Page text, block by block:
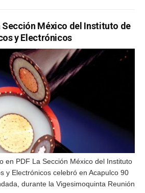
Sección México del Instituto de
y Electrónicos
en PDF La Sección México del Instituto
y Electrónicos celebró en Acapulco 90
durante la Vigesimoquinta Reunión